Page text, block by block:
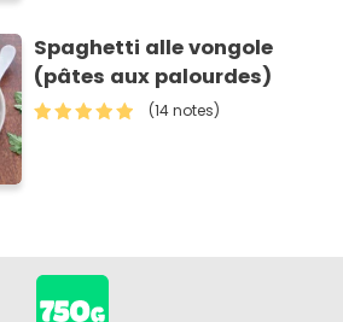
Spaghetti alle vongole
(pâtes aux palourdes)
(14 notes)